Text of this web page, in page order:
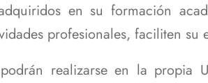
Tutoriales y
en su formación
profesionales, faciliten
realizarse en la propia